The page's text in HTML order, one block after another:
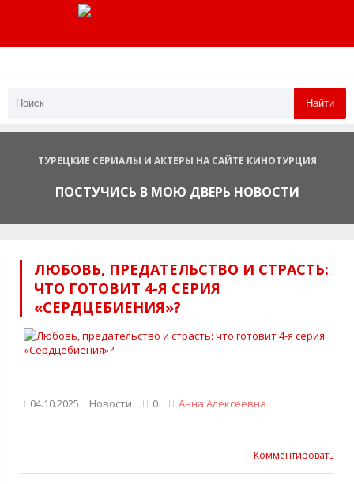
Найти
ТУРЕЦКИЕ СЕРИАЛЫ И АКТЕРЫ НА САЙТЕ КИНОТУРЦИЯ
ПОСТУЧИСЬ В МОЮ ДВЕРЬ НОВОСТИ
ЛЮБОВЬ, ПРЕДАТЕЛЬСТВО И СТРАСТЬ:
ЧТО ГОТОВИТ 4-Я СЕРИЯ
«СЕРДЦЕБИЕНИЯ»?
04.10.2025 Новости 0 Анна Алексеевна
Комментировать